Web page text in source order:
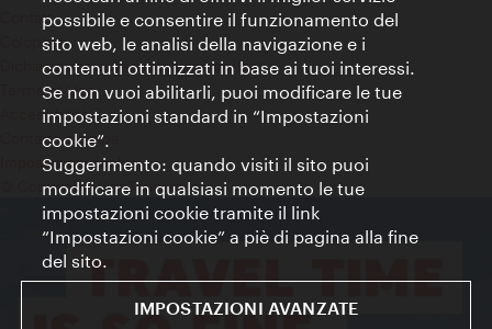
Contatti
Colophon
Dichiarazione sulla protezione dei dati
Terms of Use
Accessibilità
Contatto stampa
Impostazioni cookie
© Copyright WienTourismus
possibile e consentire il funzionamento del
sito web, le analisi della navigazione e i
contenuti ottimizzati in base ai tuoi interessi.
Se non vuoi abilitarli, puoi modificare le tue
impostazioni standard in “Impostazioni
cookie”.
Suggerimento: quando visiti il sito puoi
modificare in qualsiasi momento le tue
impostazioni cookie tramite il link
“Impostazioni cookie” a piè di pagina alla fine
del sito.
IMPOSTAZIONI AVANZATE